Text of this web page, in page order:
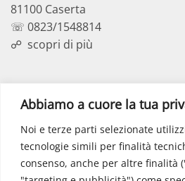
Abbiamo a cuore la tua
Noi e terze parti selezionate
tecnologie simili per finalità
consenso, anche per altre finalità
81100 Caserta
☏ 0823/1548814
☍ scopri di più
Via dell’Elettronica
86077 Pozzilli (IS)
☏ 0865/915407